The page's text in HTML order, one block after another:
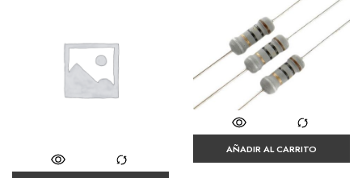
AÑADIR AL CARRITO